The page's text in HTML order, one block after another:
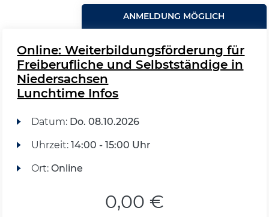
ANMELDUNG MÖGLICH
Online: Weiterbildungsförderung für
Freiberufliche und Selbstständige in
Niedersachsen
Lunchtime Infos
Datum: Do. 08.10.2026
Uhrzeit: 14:00 - 15:00 Uhr
Ort: Online
0,00 €